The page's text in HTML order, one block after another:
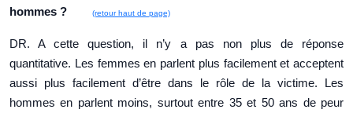
hommes ?
(retour haut de page)
DR. A cette question, il n’y a pas non plus de réponse
quantitative. Les femmes en parlent plus facilement et acceptent
aussi plus facilement d’être dans le rôle de la victime. Les
hommes en parlent moins, surtout entre 35 et 50 ans de peur